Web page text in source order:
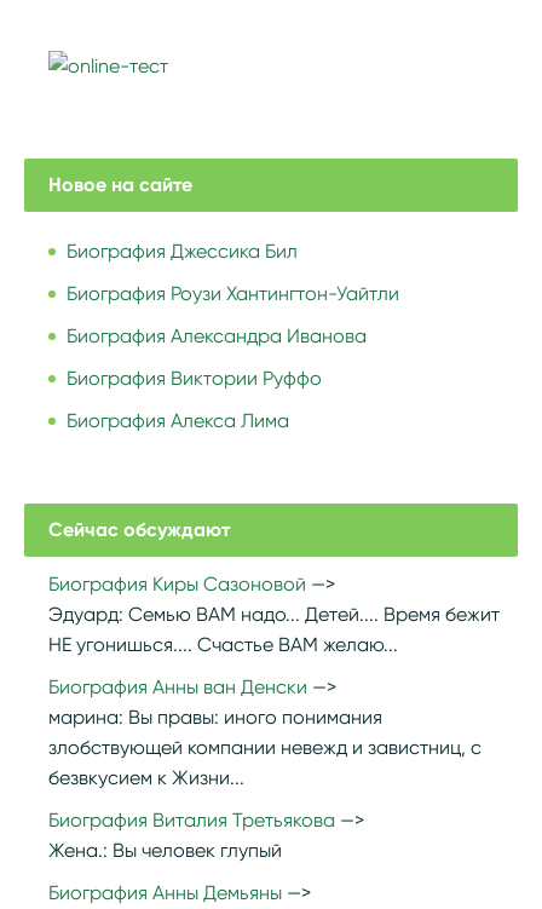
Новое на сайте
Биография Джессика Бил
Биография Роузи Хантингтон-Уайтли
Биография Александра Иванова
Биография Виктории Руффо
Биография Алекса Лима
Сейчас обсуждают
Биография Киры Сазоновой
Эдуард: Семью ВАМ надо... Детей.... Время бежит
НЕ угонишься.... Счастье ВАМ желаю...
Биография Анны ван Денски
марина: Вы правы: иного понимания
злобствующей компании невежд и завистниц, с
безвкусием к Жизни...
Биография Виталия Третьякова
Жена.: Вы человек глупый
Биография Анны Демьяны